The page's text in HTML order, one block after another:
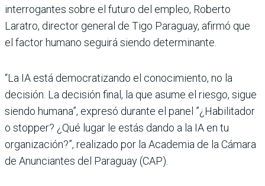
interrogantes sobre el futuro del empleo, Roberto
Laratro, director general de Tigo Paraguay, afirmó que
el factor humano seguirá siendo determinante.
“La IA está democratizando el conocimiento, no la
decisión. La decisión final, la que asume el riesgo, sigue
siendo humana”, expresó durante el panel ”¿Habilitador
o stopper? ¿Qué lugar le estás dando a la IA en tu
organización?”, realizado por la Academia de la Cámara
de Anunciantes del Paraguay (CAP).